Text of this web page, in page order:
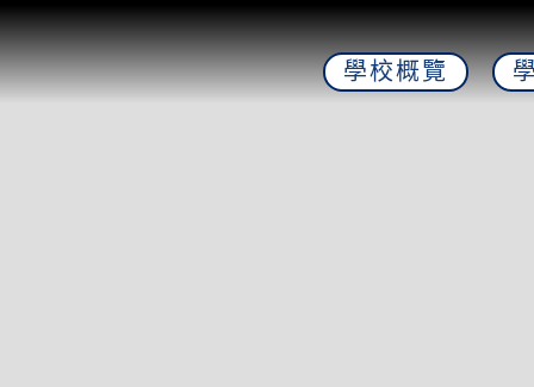
學校概覽